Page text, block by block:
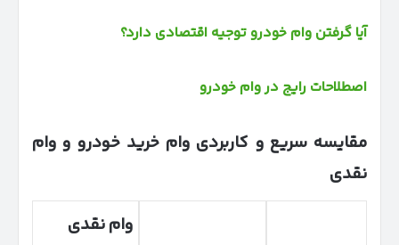
آیا گرفتن وام خودرو توجیه اقتصادی دارد؟
اصطلاحات رایج در وام خودرو
مقایسه سریع و کاربردی وام خرید خودرو و وام
نقدی
وام نقدی